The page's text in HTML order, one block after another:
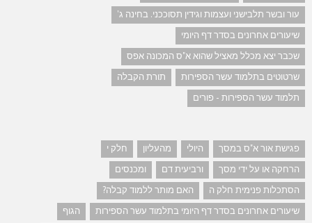
עור ובשר תלבישני ועצמות וגידין תסוככני. בחינה ג'
שיעורים אחרונים בסדר דף היומי
שכבר יצא מכלל מאציל שהוא א"ס המכונה אפס
שרטוטים בתלמוד עשר הספירות
תורת הקבלה
תלמוד עשר הספירות - פורים
פגישת אור א"ס במסך היולי מהעליון
חלק י
הרחקה או על ידי מסך
ורביעית דם
ומכנסים
הסתכלות פנימית חלק ה
האם מותר ללמוד קבלה?
שיעורים אחרונים בסדר דף היומי בתלמוד עשר הספירות
הגוף